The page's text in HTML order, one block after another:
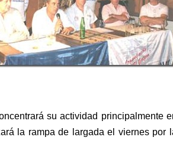
su actividad principalmente
la rampa de largada el viernes por